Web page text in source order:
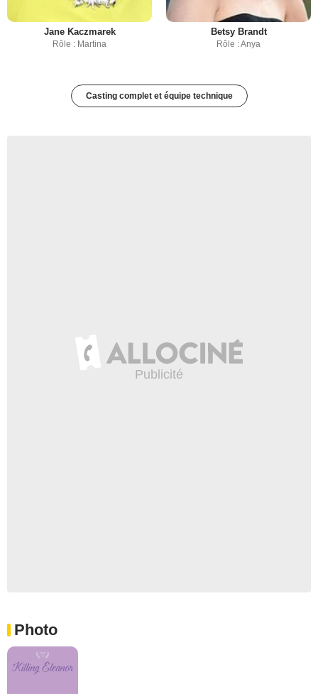
Jane Kaczmarek
Rôle : Martina
Betsy Brandt
Rôle : Anya
Casting complet et équipe technique
Photo